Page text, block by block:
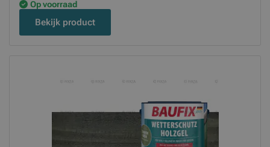
Op voorraad
Bekijk product